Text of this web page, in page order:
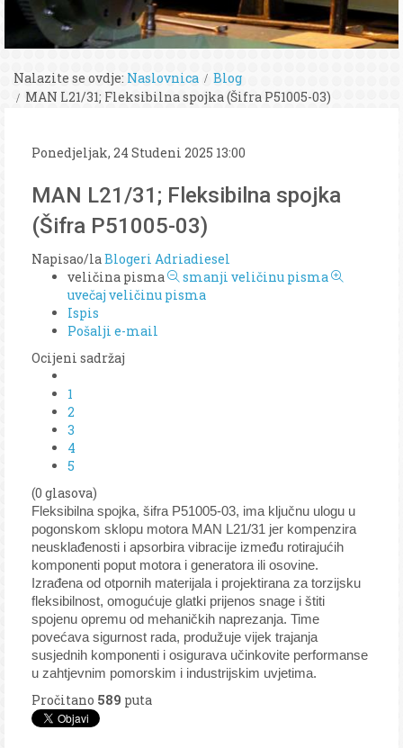
Nalazite se ovdje: Naslovnica
Blog
MAN L21/31; Fleksibilna spojka (Šifra P51005-03)
Ponedjeljak, 24 Studeni 2025 13:00
MAN L21/31; Fleksibilna spojka
(Šifra P51005-03)
Napisao/la Blogeri Adriadiesel
veličina pisma
smanji veličinu pisma
uvečaj veličinu pisma
Ispis
Pošalji e-mail
Ocijeni sadržaj
1
2
3
4
5
(0 glasova)
Fleksibilna spojka, šifra P51005-03, ima ključnu ulogu u
pogonskom sklopu motora MAN L21/31 jer kompenzira
neusklađenosti i apsorbira vibracije između rotirajućih
komponenti poput motora i generatora ili osovine.
Izrađena od otpornih materijala i projektirana za torzijsku
fleksibilnost, omogućuje glatki prijenos snage i štiti
spojenu opremu od mehaničkih naprezanja. Time
povećava sigurnost rada, produžuje vijek trajanja
susjednih komponenti i osigurava učinkovite performanse
u zahtjevnim pomorskim i industrijskim uvjetima.
Pročitano 589 puta